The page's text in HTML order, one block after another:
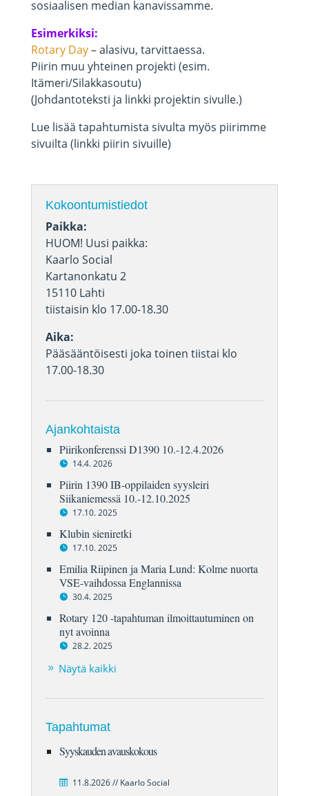
sosiaalisen median kanavissamme.
Esimerkiksi:
Rotary Day– alasivu, tarvittaessa.
Piirin muu yhteinen projekti (esim.
Itämeri/Silakkasoutu)
(Johdantoteksti ja linkki projektin sivulle.)
Lue lisää tapahtumista sivulta myös piirimme
sivuilta (linkki piirin sivuille)
Kokoontumistiedot
Paikka:
HUOM! Uusi paikka:
Kaarlo Social
Kartanonkatu 2
15110 Lahti
tiistaisin klo 17.00-18.30
Aika:
Pääsääntöisesti joka toinen tiistai klo
17.00-18.30
Ajankohtaista
Piirikonferenssi D1390 10.-12.4.2026
14.4. 2026
Piirin 1390 IB-oppilaiden syysleiri
Siikaniemessä 10.-12.10.2025
17.10. 2025
Klubin sieniretki
17.10. 2025
Emilia Riipinen ja Maria Lund: Kolme nuorta
VSE-vaihdossa Englannissa
30.4. 2025
Rotary 120 -tapahtuman ilmoittautuminen on
nyt avoinna
28.2. 2025
Näytä kaikki
Tapahtumat
Syyskauden avauskokous
11.8.2026 // Kaarlo Social